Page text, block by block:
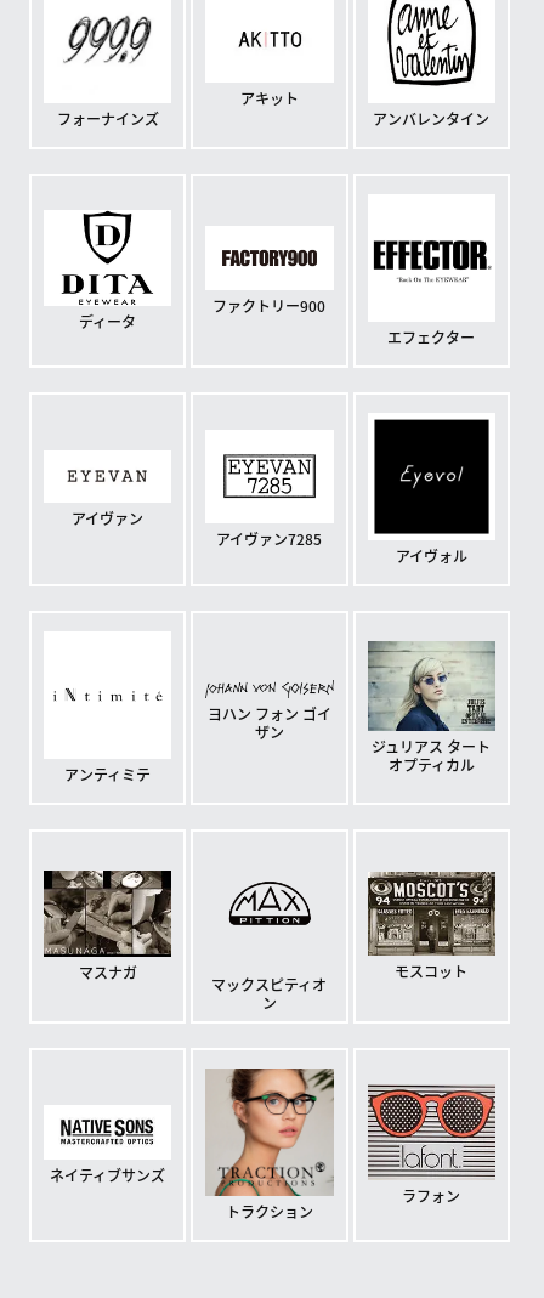
フォーナインズ
アキット
アンバレンタイン
ディータ
ファクトリー900
エフェクター
アイヴァン
アイヴァン7285
アイヴォル
アンティミテ
ヨハン フォン ゴイ
ザン
ジュリアス タート
オプティカル
マスナガ
マックスピティオ
ン
モスコット
ネイティブサンズ
トラクション
ラフォン